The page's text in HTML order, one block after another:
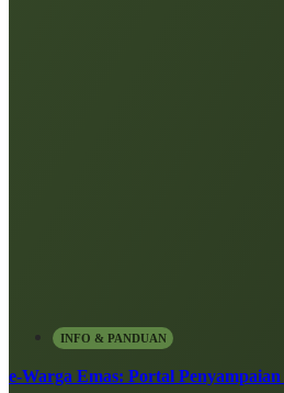
INFO & PANDUAN
e-Warga Emas: Portal